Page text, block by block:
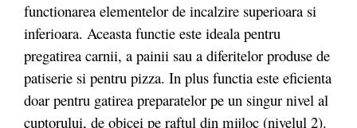
functionarea elementelor de incalzire superioara si
inferioara. Aceasta functie este ideala pentru
pregatirea carnii, a painii sau a diferitelor produse de
patiserie si pentru pizza. In plus functia este eficienta
doar pentru gatirea preparatelor pe un singur nivel al
cuptorului, de obicei pe raftul din mijloc (nivelul 2).